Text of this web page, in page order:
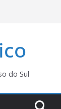
do Sul